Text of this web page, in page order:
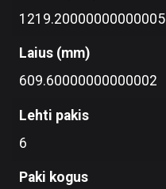
1219.20000000000005
Laius (mm)
609.60000000000002
Lehti pakis
6
Paki kogus